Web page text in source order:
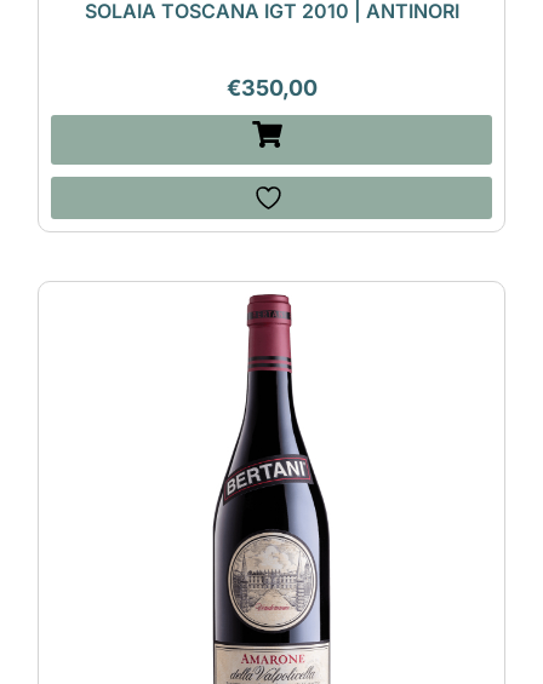
SOLAIA TOSCANA IGT 2010 | ANTINORI
€350,00